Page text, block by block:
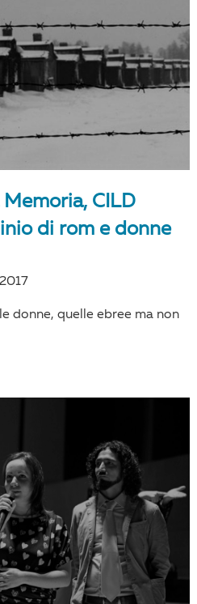
CILD
di rom e donne
donne, quelle ebree ma non